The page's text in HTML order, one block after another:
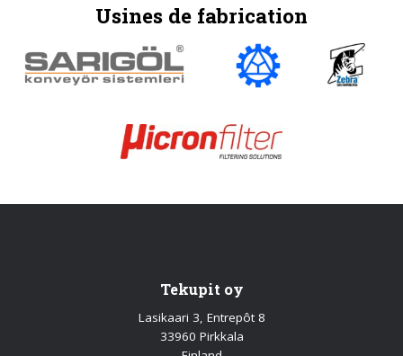
Usines de fabrication
Tekupit oy
Lasikaari 3, Entrepôt 8
33960 Pirkkala